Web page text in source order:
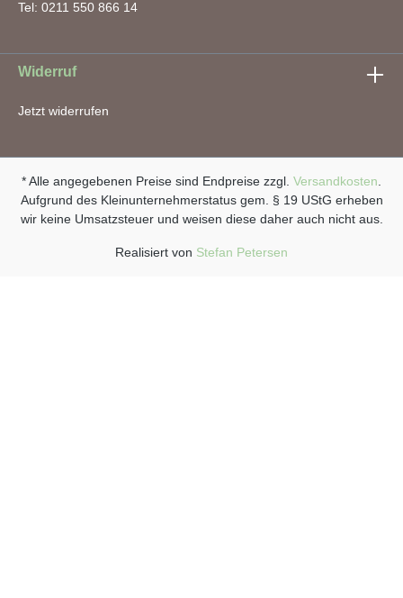
Tel: 0211 550 866 14
Widerruf
Jetzt widerrufen
* Alle angegebenen Preise sind Endpreise zzgl. Versandkosten
Aufgrund des Kleinunternehmerstatus gem. § 19 UStG erheben
wir keine Umsatzsteuer und weisen diese daher auch nicht aus.
Realisiert von Stefan Petersen